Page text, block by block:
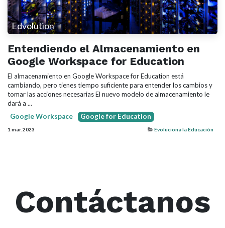
Edvolution
Entendiendo el Almacenamiento en
Google Workspace for Education
El almacenamiento en Google Workspace for Education está
cambiando, pero tienes tiempo suficiente para entender los cambios y
tomar las acciones necesarias El nuevo modelo de almacenamiento le
dará a ...
Google Workspace
Google for Education
1 mar. 2023 Evoluciona la Educación
Contáctanos